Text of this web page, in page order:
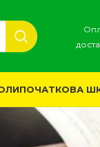
ПОЧАТКОВА